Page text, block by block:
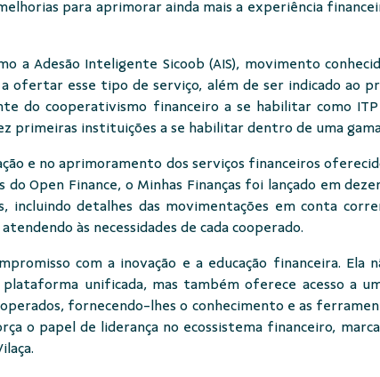
para aprimorar ainda mais a experiência
a Adesão Inteligente Sicoob (AIS), movimento
esse tipo de serviço, além de ser indicado ao
do cooperativismo financeiro a se habilitar como ITP
primeiras instituições a se habilitar dentro de uma
e no aprimoramento dos serviços financeiros
Open Finance, o Minhas Finanças foi lançado em
incluindo detalhes das movimentações em conta
às necessidades de cada cooperado.
com a inovação e a educação financeira. Ela
unificada, mas também oferece acesso a
fornecendo-lhes o conhecimento e as
o papel de liderança no ecossistema financeiro,